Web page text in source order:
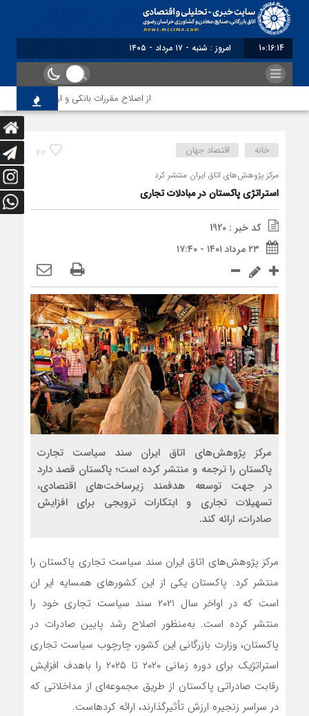
10:16:14 برابر با : Sat
از اصلاح مقررات بانکی و ارزی تا تقویت
43 خانه اقتصاد جهان
مرکز پژوهش‌های اتاق ایران منتشر کرد
استراتژی پاکستان در مبادلات تجاری
کد خبر : 1920
۲۳ مرداد ۱۴۰۱ - ۱۷:۴۰
مرکز پژوهش‌های اتاق ایران سند سیاست تجارت
پاکستان را ترجمه و منتشر کرده است؛ پاکستان قصد دارد
در جهت توسعه هدفمند زیرساخت‌های اقتصادی،
تسهیلات تجاری و ابتکارات ترویجی برای افزایش
صادرات، ارائه کند.
مرکز پژوهش‌های اتاق ایران سند سیاست تجاری پاکستان را
منتشر کرد. پاکستان یکی از این کشورهای همسایه ایر ان
است که در اواخر سال ۲۰۲۱ سند سیاست تجاری خود را
منتشر کرده است. به‌منظور اصلاح رشد پایین صادرات در
پاکستان، وزارت بازرگانی این کشور، چارچوب سیاست تجاری
استراتژیک برای دوره زمانی ۲۰۲۰ تا ۲۰۲۵ را باهدف افزایش
رقابت صادراتی پاکستان از طریق مجموعه‌ای از مداخلاتی که
در سراسر زنجیره ارزش تأثیرگذارند، ارائه کردهاست.